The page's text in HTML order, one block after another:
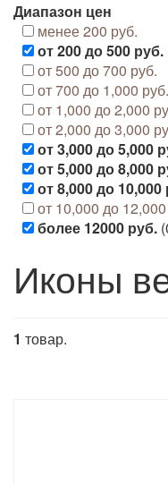
Диапазон цен
менее 200 руб.
от 200 до 500 руб.
от 500 до 700 руб.
от 700 до 1,000 руб.
от 1,000 до 2,000
от 2,000 до 3,000
от 3,000 до 5,000
от 5,000 до 8,000
от 8,000 до 10,000
от 10,000 до
более 12000 руб.
Иконы
1 товар.